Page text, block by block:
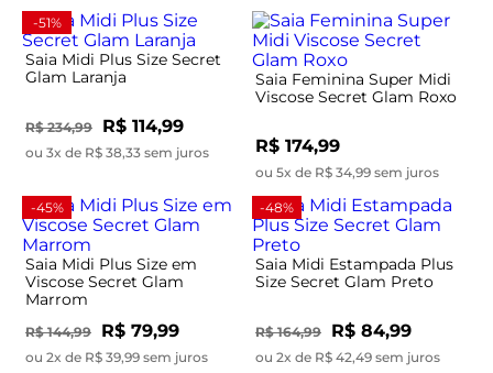
-51%
Saia Midi Plus Size Secret
Glam Laranja
R$ 234,99 R$ 114,99
ou 3x de R$ 38,33 sem juros
Saia Feminina Super Midi
Viscose Secret Glam Roxo
R$ 174,99
ou 5x de R$ 34,99 sem juros
-45%
Saia Midi Plus Size em
Viscose Secret Glam
Marrom
R$ 144,99 R$ 79,99
ou 2x de R$ 39,99 sem juros
-48%
Saia Midi Estampada Plus
Size Secret Glam Preto
R$ 164,99 R$ 84,99
ou 2x de R$ 42,49 sem juros